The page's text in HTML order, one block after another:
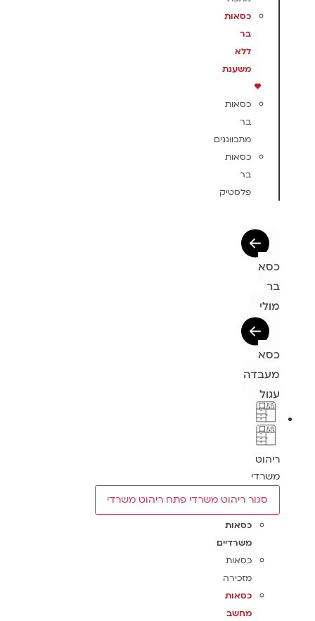
כסאות
בר
ללא
משענת
כסאות
בר
מתכווננים
כסאות
בר
פלסטיק
כסא
בר
מולי
כסא
מעבדה
עגול
ריהוט
משרדי
סגור ריהוט משרדי פתח ריהוט משרדי
כסאות
משרדיים
כסאות
מזכירה
כסאות
מחשב